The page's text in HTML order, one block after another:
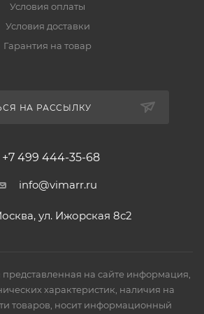
Условия оплаты
Условия доставки
Гарантия на товар
НА РАССЫЛКУ
+7 499 444-35-68
info@vimarr.ru
ул. Ижорская 8с2
на сайте информация,
характеристик, наличия на
товаров, носит информационный